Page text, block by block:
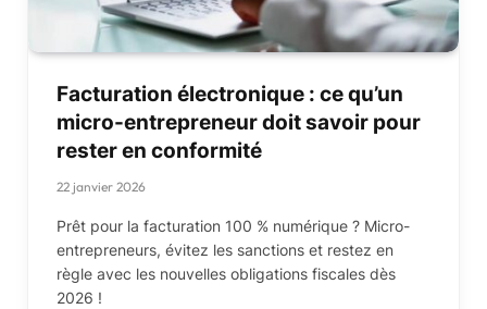
Facturation électronique : ce qu’un
micro-entrepreneur doit savoir pour
rester en conformité
22 janvier 2026
Prêt pour la facturation 100 % numérique ? Micro-
entrepreneurs, évitez les sanctions et restez en
règle avec les nouvelles obligations fiscales dès
2026 !